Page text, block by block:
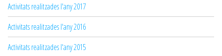
Activitats realitzades l'any 2017
Activitats realitzades l'any 2016
Activitats realitzades l'any 2015